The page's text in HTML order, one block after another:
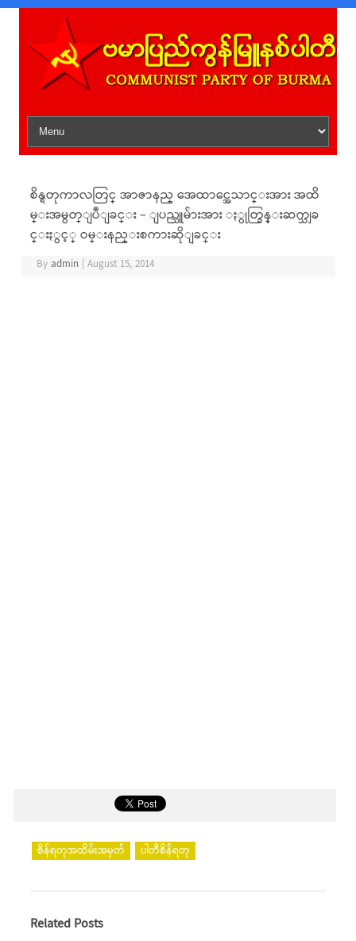
Skip to content
စိန္ရတုကာလတြင္ အာဇာနည္ အေထာင္အေသာင္းအား အထိ
မ္းအမွတ္ျပဳျခင္း – ျပည္သူမ်ားအား ႏွုတ္ခြန္းဆက္သျခ
င္းႏွင့္ ဝမ္းနည္းစကားဆိုျခင္း
Byadmin August 15, 2014
စိန်ရတုအထိမ်းအမှတ် ပါတီစိန်ရတု
Related Posts